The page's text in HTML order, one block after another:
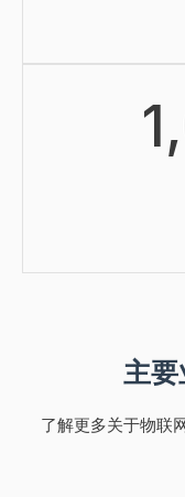
主
了解更多关于物联